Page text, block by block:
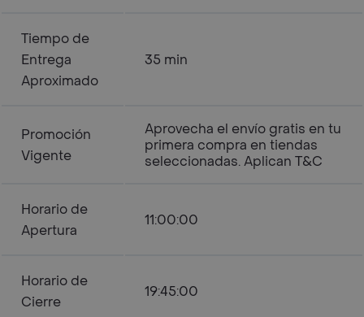
Tiempo de
Entrega
Aproximado
35 min
Promoción
Vigente
Aprovecha el envío gratis en tu
primera compra en tiendas
seleccionadas. Aplican T&C
Horario de
Apertura
11:00:00
Horario de
Cierre
19:45:00